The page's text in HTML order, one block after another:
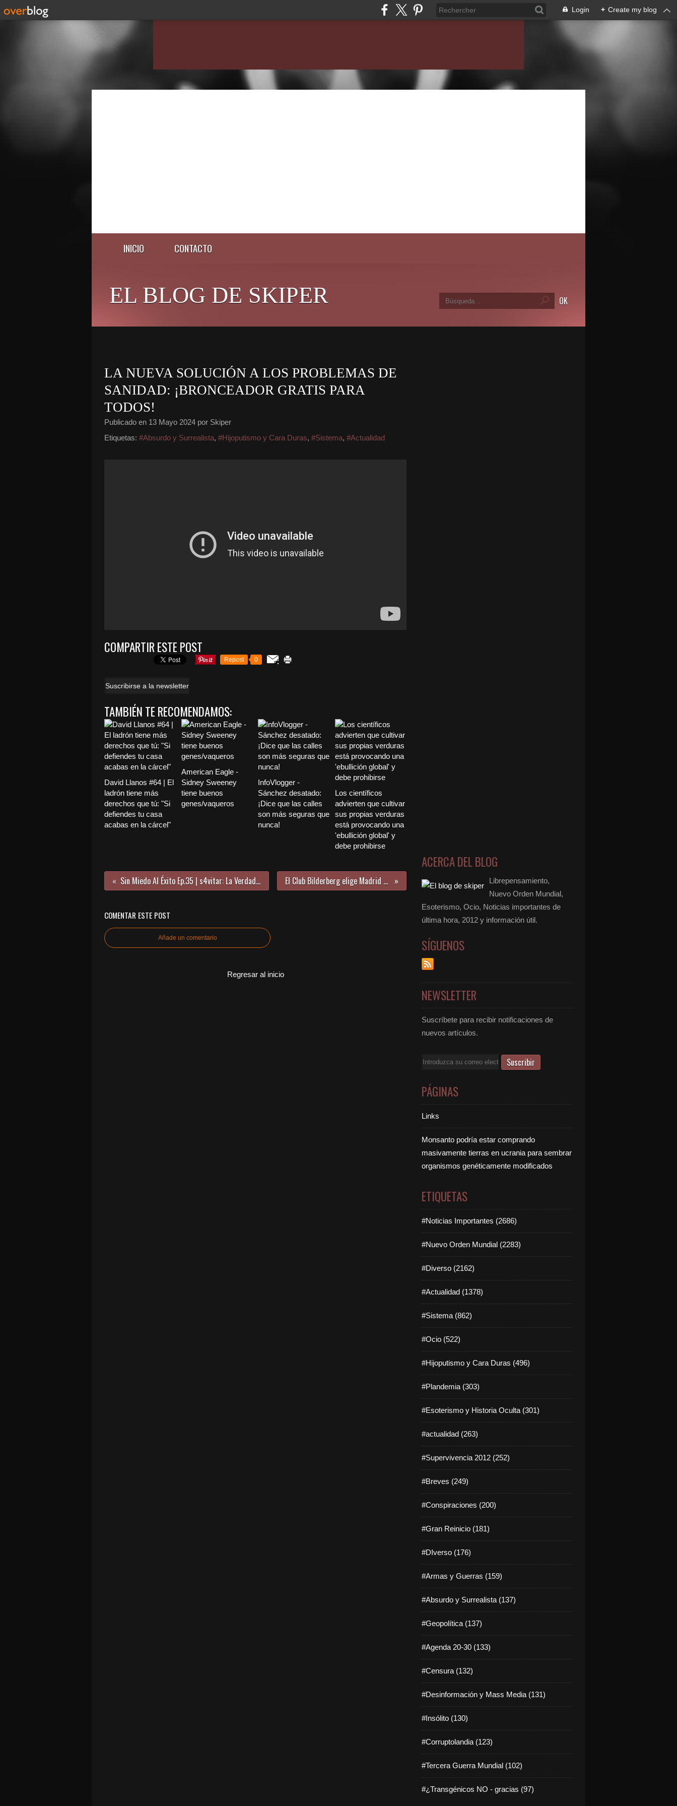
Login + Create my blog
INICIO CONTACTO
EL BLOG DE SKIPER
LA NUEVA SOLUCIÓN A LOS PROBLEMAS DE
SANIDAD: ¡BRONCEADOR GRATIS PARA
TODOS!
Publicado en 13 Mayo 2024 por Skiper
Etiquetas: #Absurdo y Surrealista, #Hijoputismo y Cara Duras, #Sistema, #Actualidad
COMPARTIR ESTE POST
Repost 0
Suscribirse a la newsletter
TAMBIÉN TE RECOMENDAMOS:
David Llanos #64 | El
ladrón tiene más
derechos que tú: "Si
defiendes tu casa
acabas en la cárcel"
American Eagle -
Sidney Sweeney
tiene buenos
genes/vaqueros
InfoVlogger -
Sánchez desatado:
¡Dice que las calles
son más seguras que
nunca!
Los científicos
advierten que cultivar
sus propias verduras
está provocando una
'ebullición global' y
debe prohibirse
Sin Miedo Al Éxito Ep.35 | s4vitar: La Verdad sobre Pegasus, Anonymous y la Deep Web El Club Bilderberg elige Madrid para su reunión secreta de 2024
COMENTAR ESTE POST
Añade un comentario
Regresar al inicio
ACERCA DEL BLOG
Librepensamiento,
Nuevo Orden Mundial,
Esoterismo, Ocio, Noticias importantes de
última hora, 2012 y información útil.
SÍGUENOS
NEWSLETTER
Suscríbete para recibir notificaciones de
nuevos artículos.
Email
PÁGINAS
Links
Monsanto podría estar comprando
masivamente tierras en ucrania para sembrar
organismos genéticamente modificados
ETIQUETAS
#Noticias Importantes (2686)
#Nuevo Orden Mundial (2283)
#Diverso (2162)
#Actualidad (1378)
#Sistema (862)
#Ocio (522)
#Hijoputismo y Cara Duras (496)
#Plandemia (303)
#Esoterismo y Historia Oculta (301)
#actualidad (263)
#Supervivencia 2012 (252)
#Breves (249)
#Conspiraciones (200)
#Gran Reinicio (181)
#DIverso (176)
#Armas y Guerras (159)
#Absurdo y Surrealista (137)
#Geopolítica (137)
#Agenda 20-30 (133)
#Censura (132)
#Desinformación y Mass Media (131)
#Insólito (130)
#Corruptolandia (123)
#Tercera Guerra Mundial (102)
#¿Transgénicos NO - gracias (97)